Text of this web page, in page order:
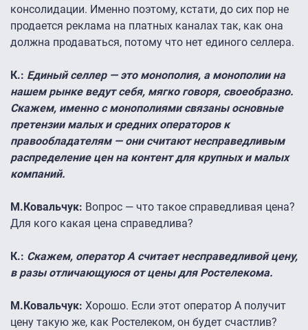
консолидации. Именно поэтому, кстати, до сих пор не
продается реклама на платных каналах так, как она
должна продаваться, потому что нет единого селлера.
К.: Единый селлер — это монополия, а монополии на
нашем рынке ведут себя, мягко говоря, своеобразно.
Скажем, именно с монополиями связаны основные
претензии малых и средних операторов к
правообладателям — они считают несправедливым
распределение цен на контент для крупных и малых
компаний.
М.Ковальчук: Вопрос — что такое справедливая цена?
Для кого какая цена справедлива?
К.: Скажем, оператор А считает несправедливой цену,
в разы отличающуюся от цены для Ростелекома.
М.Ковальчук: Хорошо. Если этот оператор А получит
цену такую же, как Ростелеком, он будет счастлив?